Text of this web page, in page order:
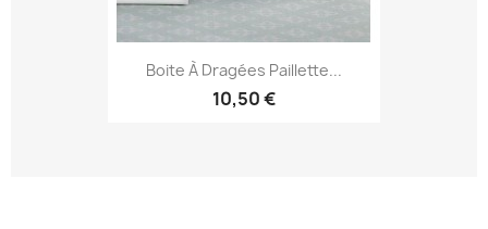
Boite À Dragées Paillette...
10,50 €